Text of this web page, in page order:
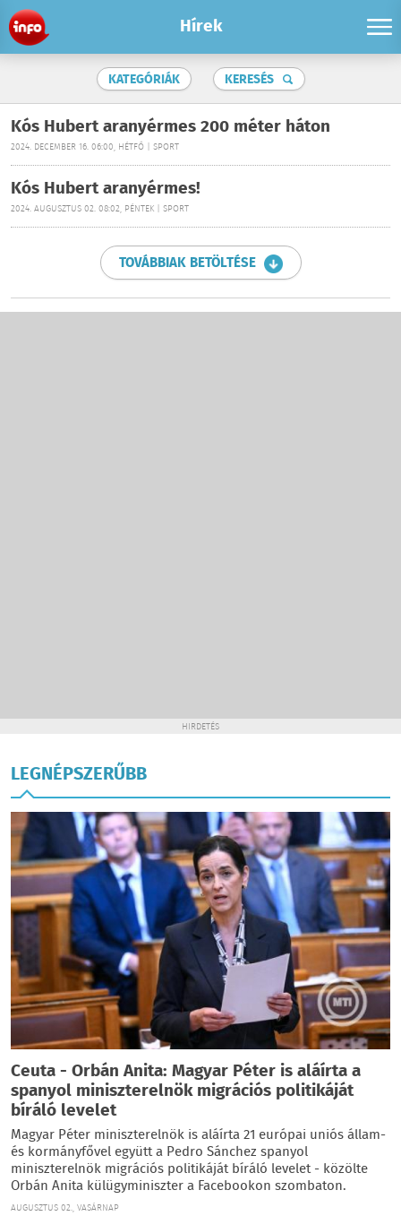
Hírek
KATEGÓRIÁK KERESÉS
Kós Hubert aranyérmes 200 méter háton
2024. DECEMBER 16. 06:00, HÉTFŐ | SPORT
Kós Hubert aranyérmes!
2024. AUGUSZTUS 02. 08:02, PÉNTEK | SPORT
TOVÁBBIAK BETÖLTÉSE
HIRDETÉS
LEGNÉPSZERŰBB
Ceuta - Orbán Anita: Magyar Péter is aláírta a
spanyol miniszterelnök migrációs politikáját
bíráló levelet
Magyar Péter miniszterelnök is aláírta 21 európai uniós állam-
és kormányfővel együtt a Pedro Sánchez spanyol
miniszterelnök migrációs politikáját bíráló levelet - közölte
Orbán Anita külügyminiszter a Facebookon szombaton.
AUGUSZTUS 02., VASÁRNAP